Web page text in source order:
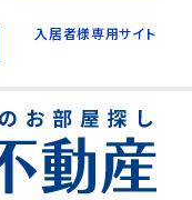
入居者様専用サイト